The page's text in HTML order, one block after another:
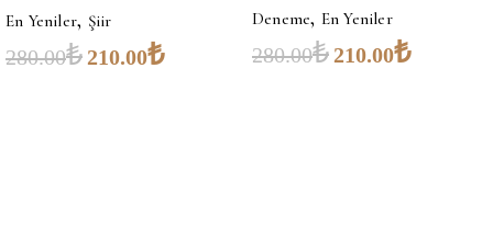
En Yeniler, Şiir
280.00₺210.00₺
Deneme, En Yeniler
280.00₺210.00₺